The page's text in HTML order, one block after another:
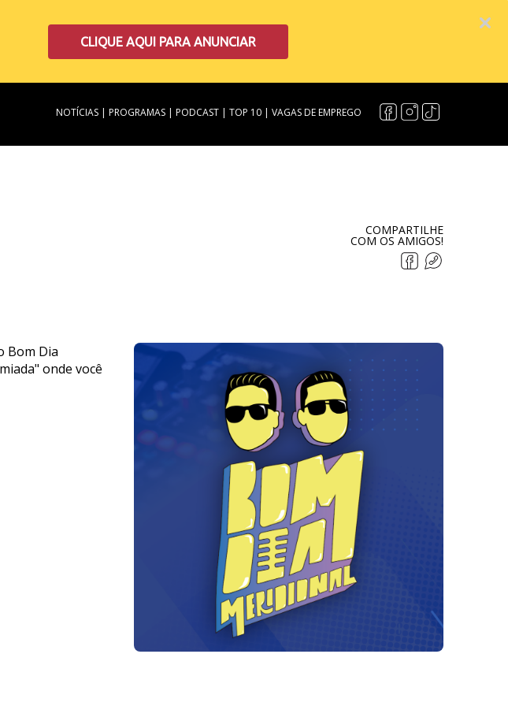
CLIQUE AQUI PARA ANUNCIAR
VAGAS DE EMPREGO
|
TOP 10
|
PODCAST
|
PROGRAMAS
|
NOTÍCIAS
COMPARTILHE
COM OS AMIGOS!
Bom Dia
onde você